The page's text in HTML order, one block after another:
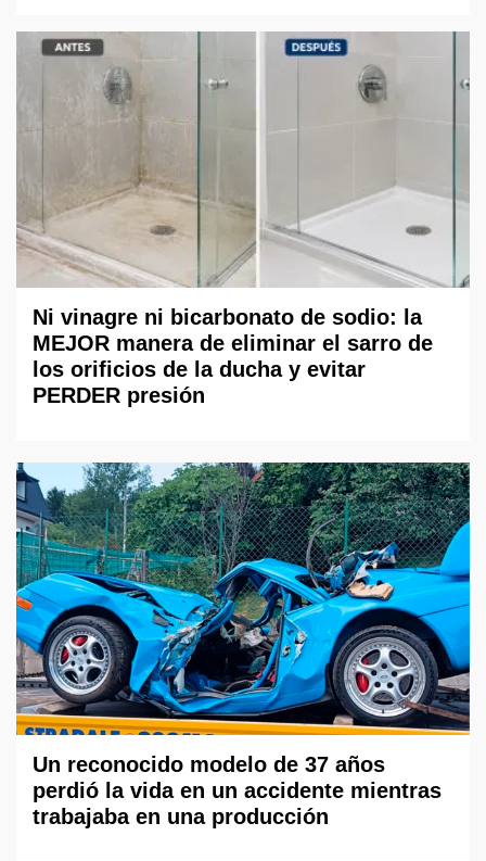
Ni vinagre ni bicarbonato de sodio: la
MEJOR manera de eliminar el sarro de
los orificios de la ducha y evitar
PERDER presión
Un reconocido modelo de 37 años
perdió la vida en un accidente mientras
trabajaba en una producción